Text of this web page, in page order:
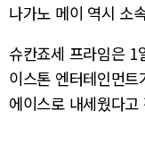
나가노 메이 역시 소
슈칸죠세 프라임은 1
이스톤 엔터테인먼
에이스로 내세웠다고